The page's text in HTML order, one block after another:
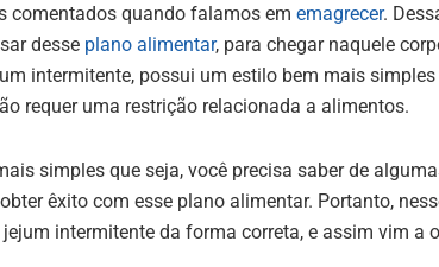
comentados quando falamos em emagrecer.
desse plano alimentar, para chegar naquele
intermitente, possui um estilo bem mais
requer uma restrição relacionada a alimentos.
simples que seja, você precisa saber de
êxito com esse plano alimentar. Portanto,
intermitente da forma correta, e assim vim a